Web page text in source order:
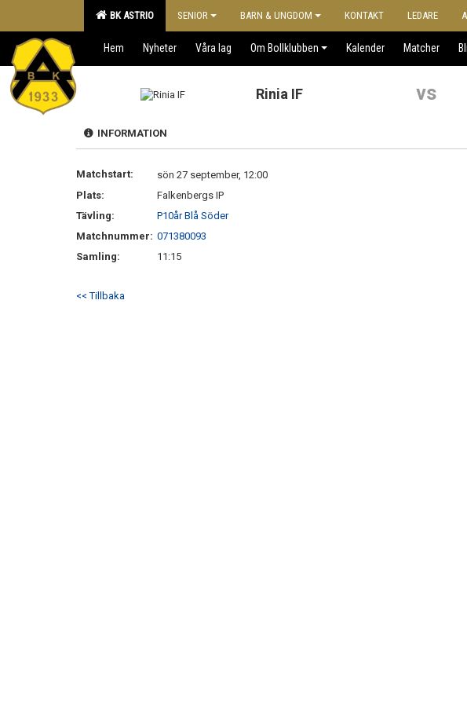
BK ASTRIO SENIOR BARN & UNGDOM KONTAKT LEDARE
Hem Nyheter Våra lag Om Bollklubben Kalender Matcher
Rinia IF vs
INFORMATION
Matchstart:
sön 27 september, 12:00
Plats:
Falkenbergs IP
Tävling:
P10år Blå Söder
Matchnummer: 071380093
Samling:
11:15
<< Tillbaka